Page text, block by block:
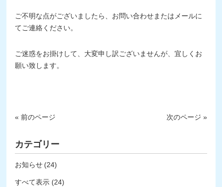
ご不明な点がございましたら、お問い合わせまたはメールに
てご連絡ください。
ご迷惑をお掛けして、大変申し訳ございませんが、宜しくお
願い致します。
« 前のページ 次のページ »
カテゴリー
お知らせ (24)
すべて表示 (24)